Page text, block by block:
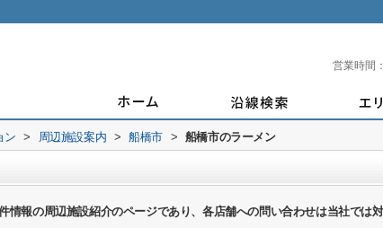
営業時間：
ン > 周辺施設案内 > 船橋市 > 船橋市のラーメン
情報の周辺施設紹介のページであり、各店舗への問い合わせは当社では対